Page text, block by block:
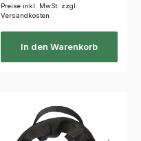
Preise inkl. MwSt. zzgl.
Versandkosten
In den Warenkorb